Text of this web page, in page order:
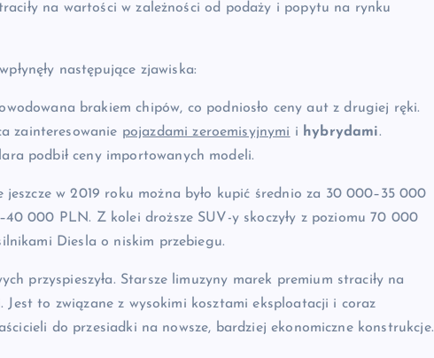
na wartości w zależności od podaży i popytu na rynku
następujące zjawiska:
brakiem chipów, co podniosło ceny aut z drugiej ręki.
zainteresowanie pojazdami zeroemisyjnymi i hybrydami.
podbił ceny importowanych modeli.
w 2019 roku można było kupić średnio za 30 000–35 000
000 PLN. Z kolei droższe SUV-y skoczyły z poziomu 70 000
Diesla o niskim przebiegu.
przyspieszyła. Starsze limuzyny marek premium straciły na
to związane z wysokimi kosztami eksploatacji i coraz
do przesiadki na nowsze, bardziej ekonomiczne konstrukcje.